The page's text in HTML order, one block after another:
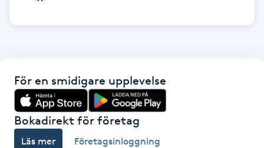
Headspa
Herrklippning
HIFU
För en smidigare upplevelse
Bokadirekt för företag
Läs mer Företagsinloggning